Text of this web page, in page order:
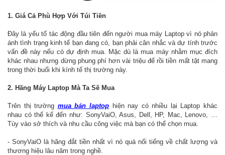
1. Giá Cả Phù Hợp Với Túi Tiền
Đây là yếu tố tác động đầu tiên đến người mua máy Laptop vì nó phản
ánh tình trạng kinh tế bạn đang có, bạn phải cân nhắc và dự tính trước
vấn đề này nếu có dự định mua. Mặc dù là mua máy nhằm mục đích
khác nhau nhưng dừng phung phí hơn vài triệu để rồi tiền mất tật mang
trong thời buổi khi kính tế thị trường này.
2. Hãng Máy Laptop Mà Ta Sẽ Mua
Trên thị trường mua bán laptophiện nay có nhiều lại Laptop khác
nhau có thể kể đến như: SonyVaiO, Asus, Dell, HP, Mac, Lenovo, …
Tùy vào sở thích và nhu cầu công việc mà bạn có thể chọn mua.
- SonyVaiO là hãng đắt tiền nhất vì nó quá nổi tiếng về chất lượng và
thương hiệu lâu năm trong nghề.